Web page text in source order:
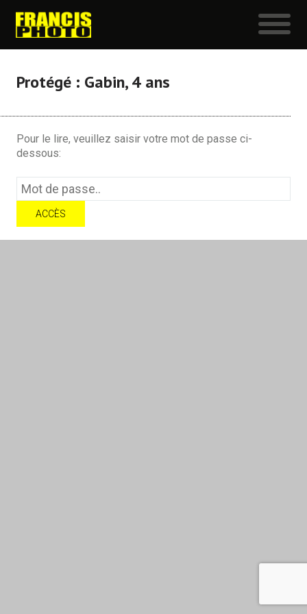
Protégé : Gabin, 4 ans
Pour le lire, veuillez saisir votre mot de passe ci-
dessous: